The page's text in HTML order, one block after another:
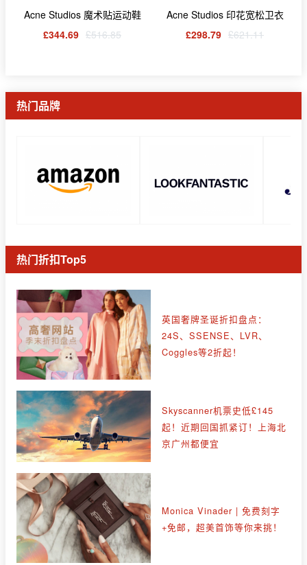
Acne Studios 魔术贴运动鞋
£344.69 £516.85
Acne Studios 印花宽松卫衣
£298.79 £621.11
热门品牌
热门折扣Top5
英国奢牌圣诞折扣盘点：
24S、SSENSE、LVR、
Coggles等2折起！
Skyscanner机票史低£145
起！近期回国抓紧订！上海北
京广州都便宜
Monica Vinader | 免费刻字
+免邮，超美首饰等你来挑！